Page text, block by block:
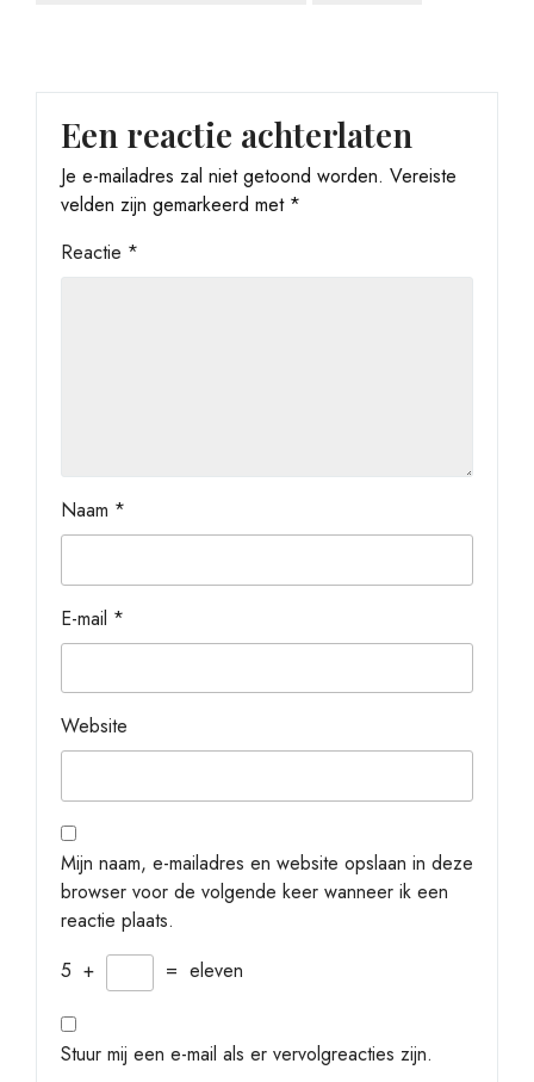
Een reactie achterlaten
Je e-mailadres zal niet getoond worden. Vereiste
velden zijn gemarkeerd met *
Reactie *
Naam *
E-mail *
Website
Mijn naam, e-mailadres en website opslaan in deze
browser voor de volgende keer wanneer ik een
reactie plaats.
5 + = eleven
Stuur mij een e-mail als er vervolgreacties zijn.